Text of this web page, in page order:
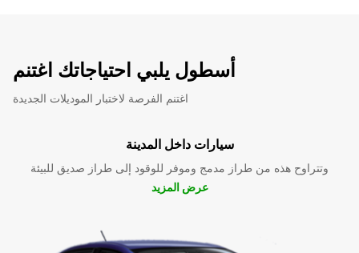
أسطول يلبي احتياجاتك اغتنم
اغتنم الفرصة لاختبار الموديلات الجديدة
سيارات داخل المدينة
وتتراوح هذه من طراز مدمج وموفر للوقود إلى طراز صديق للبيئة
عرض المزيد